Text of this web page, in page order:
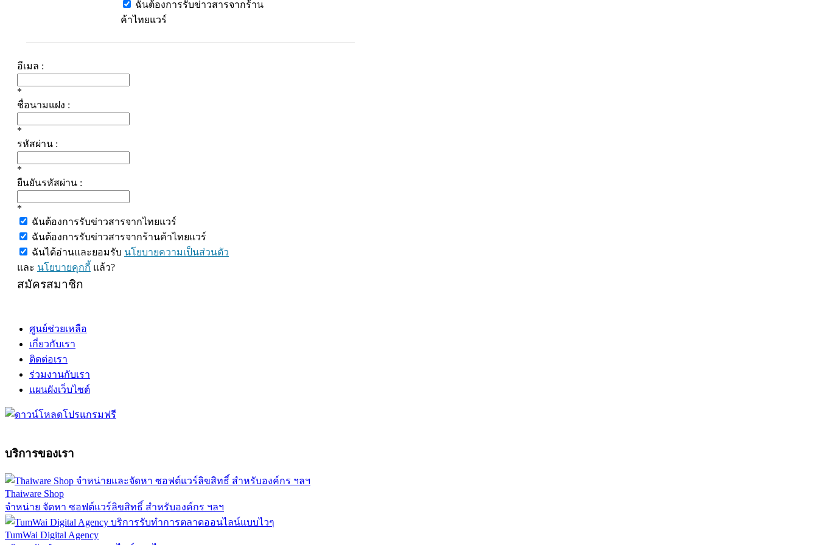
ฉันต้องการรับข่าวสารจากร้าน
ค้าไทยแวร์
อีเมล :
*
ชื่อนามแฝง :
*
รหัสผ่าน :
*
ยืนยันรหัสผ่าน :
*
ฉันต้องการรับข่าวสารจากไทยแวร์
ฉันต้องการรับข่าวสารจากร้านค้าไทยแวร์
ฉันได้อ่านและยอมรับ นโยบายความเป็นส่วนตัว
และ นโยบายคุกกี้ แล้ว?
สมัครสมาชิก
ศูนย์ช่วยเหลือ
เกี่ยวกับเรา
ติดต่อเรา
ร่วมงานกับเรา
แผนผังเว็บไซต์
บริการของเรา
Thaiware Shop
จำหน่าย จัดหา ซอฟต์แวร์ลิขสิทธิ์ สำหรับองค์กร ฯลฯ
TumWai Digital Agency